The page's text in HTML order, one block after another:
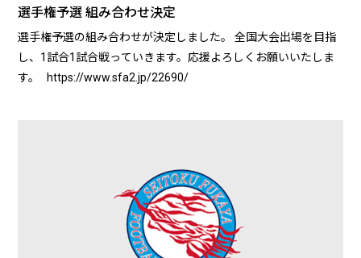
選手権予選 組み合わせ決定
選手権予選の組み合わせが決定しました。 全国大会出場を目指
し、1試合1試合戦っていきます。応援よろしくお願いいたしま